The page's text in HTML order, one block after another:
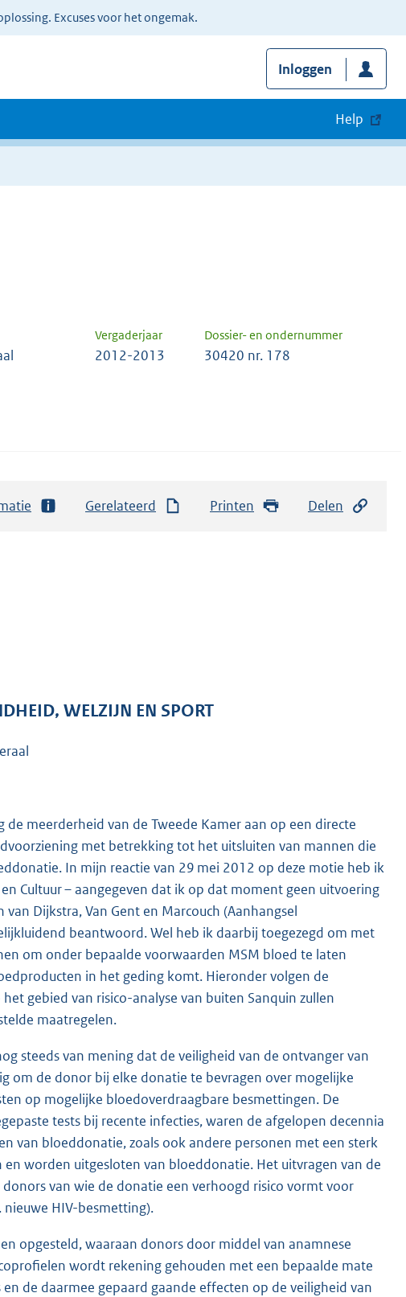
Excuses voor het ongemak.
Inloggen
Help
Vergaderjaar Dossier- en ondernummer
2012-2013 30420 nr. 178
Gerelateerd Printen Delen
WELZIJN EN SPORT
de meerderheid van de Tweede Kamer aan op een directe
met betrekking tot het uitsluiten van mannen die
In mijn reactie van 29 mei 2012 op deze motie heb ik
Cultuur – aangegeven dat ik op dat moment geen uitvoering
Dijkstra, Van Gent en Marcouch (Aanhangsel
beantwoord. Wel heb ik daarbij toegezegd om met
om onder bepaalde voorwaarden MSM bloed te laten
in het geding komt. Hieronder volgen de
gebied van risico-analyse van buiten Sanquin zullen
maatregelen.
steeds van mening dat de veiligheid van de ontvanger van
om de donor bij elke donatie te bevragen over mogelijke
op mogelijke bloedoverdraagbare besmettingen. De
tests bij recente infecties, waren de afgelopen decennia
van bloeddonatie, zoals ook andere personen met een sterk
worden uitgesloten van bloeddonatie. Het uitvragen van de
van wie de donatie een verhoogd risico vormt voor
HIV-besmetting).
opgesteld, waaraan donors door middel van anamnese
wordt rekening gehouden met een bepaalde mate
de daarmee gepaard gaande effecten op de veiligheid van